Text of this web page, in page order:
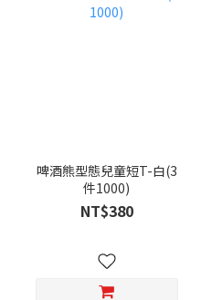
啤酒熊型態兒童短T-白(3
件1000)
NT$380